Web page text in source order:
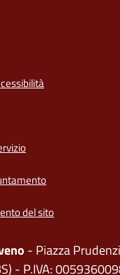
del sito
- Piazza
- P.IVA: